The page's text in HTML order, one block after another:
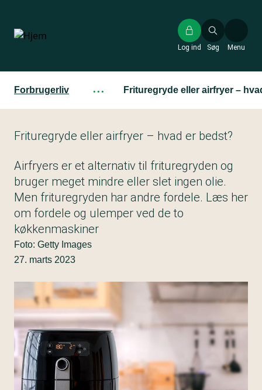
hovedindhold
Søg
Log ind Menu
Forbrugerliv ··· Frituregryde eller airfryer –
Frituregryde eller airfryer – hvad er bedst?
Airfryers er et alternativ til frituregryden og
bruger meget mindre eller slet ingen olie.
Men frituregryden har andre fordele. Læs her
om fordele og ulemper ved de to
køkkenmaskiner
Foto: Getty Images
27. marts 2023